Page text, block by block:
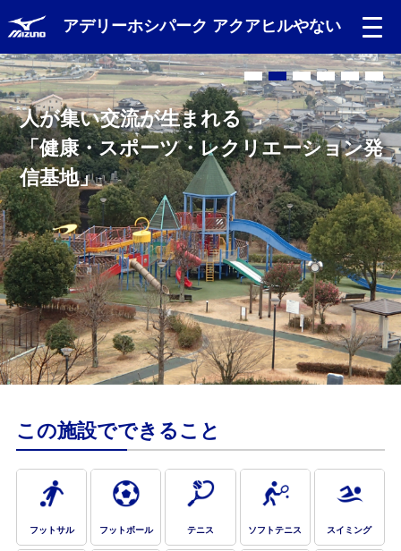
アデリーホシパーク アクアヒルやない
Language
日本語
English
中文（簡体）
中文（繁体）
人が集い交流が生まれる
「健康・スポーツ・レクリエーション発
信基地」
この施設でできること
フットサル フットボール テニス ソフトテニス スイミング